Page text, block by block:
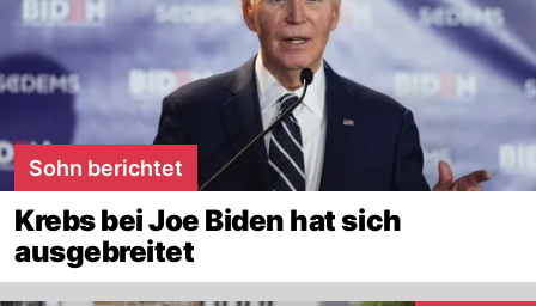
Sohn berichtet
Krebs bei Joe Biden hat sich
ausgebreitet